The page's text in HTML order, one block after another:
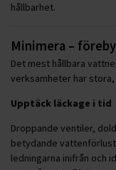
hållbarhet.
Minimera –
Det mest hållbara
verksamheter har
Upptäck läckage i tid
Droppande ventiler,
betydande
ledningarna inifrån och